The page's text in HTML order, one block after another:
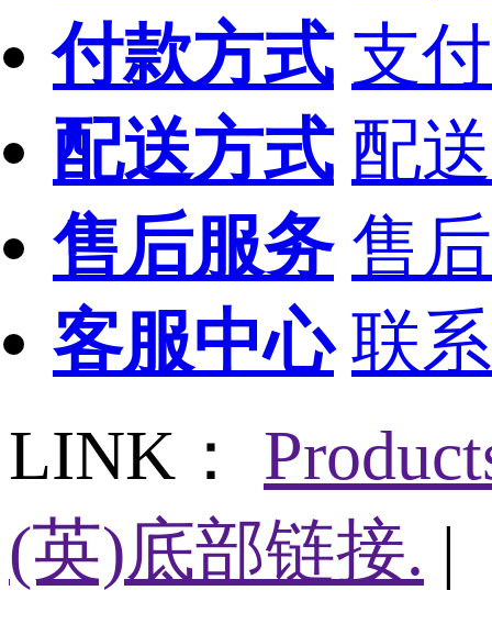
付款方式 支
配送方式 配
售后服务 售
客服中心 联
LINK：
(英)底部链接. |